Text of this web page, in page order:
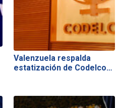
Valenzuela respalda
estatización de Codelco…